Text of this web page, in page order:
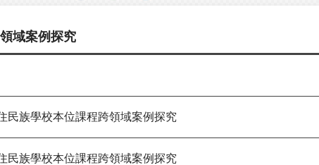
域案例探究
民族學校本位課程跨領域案例探究
民族學校本位課程跨領域案例探究